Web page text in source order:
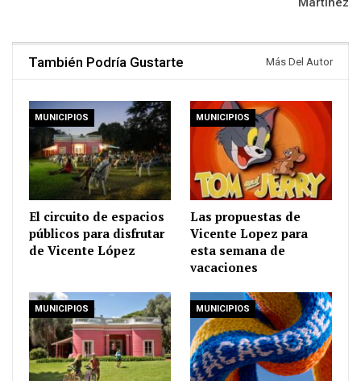
También Podría Gustarte Más Del Autor
MUNICIPIOS
El circuito de espacios
públicos para disfrutar
de Vicente López
MUNICIPIOS
Las propuestas de
Vicente Lopez para
esta semana de
vacaciones
MUNICIPIOS MUNICIPIOS